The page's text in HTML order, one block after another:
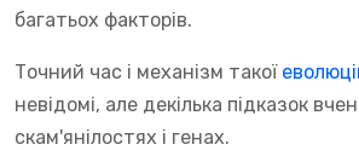
багатьох факторів.
Точний час і механізм такої
невідомі, але декілька підказок
скам'янілостях і генах.